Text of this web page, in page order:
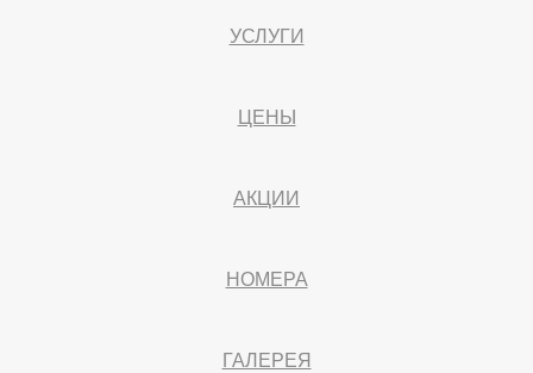
УСЛУГИ
ЦЕНЫ
АКЦИИ
НОМЕРА
ГАЛЕРЕЯ